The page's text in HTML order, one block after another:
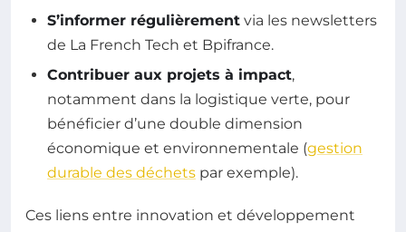
S’informer régulièrement via les newsletters
de La French Tech et Bpifrance.
Contribuer aux projets à impact,
notamment dans la logistique verte, pour
bénéficier d’une double dimension
économique et environnementale (gestion
durable des déchets par exemple).
Ces liens entre innovation et développement